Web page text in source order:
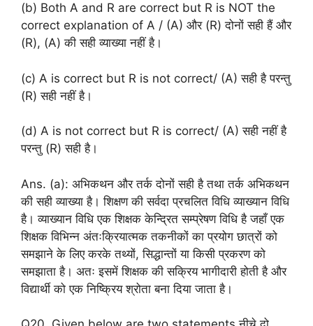
(b) Both A and R are correct but R is NOT the
correct explanation of A / (A) और (R) दोनों सही हैं और
(R), (A) की सही व्याख्या नहीं है।
(c) A is correct but R is not correct/ (A) सही है परन्तु
(R) सही नहीं है।
(d) A is not correct but R is correct/ (A) सही नहीं है
परन्तु (R) सही है।
Ans. (a): अभिकथन और तर्क दोनों सही है तथा तर्क अभिकथन
की सही व्याख्या है। शिक्षण की सर्वदा प्रचलित विधि व्याख्यान विधि
है। व्याख्यान विधि एक शिक्षक केन्द्रित सम्प्रेषण विधि है जहाँ एक
शिक्षक विभिन्न अंतःक्रियात्मक तकनीकों का प्रयोग छात्रों को
समझाने के लिए करके तथ्यों, सिद्धान्तों या किसी प्रकरण को
समझाता है। अतः इसमें शिक्षक की सक्रिय भागीदारी होती है और
विद्यार्थी को एक निष्क्रिय श्रोता बना दिया जाता है।